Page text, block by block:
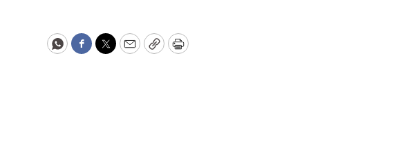
WhatsApp
Facebook
Twitter
EmailCopyPrint